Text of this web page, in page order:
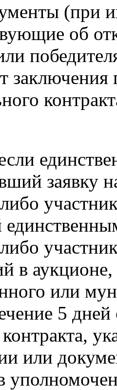
(при
об
заключения
заявку
в
или
5
или